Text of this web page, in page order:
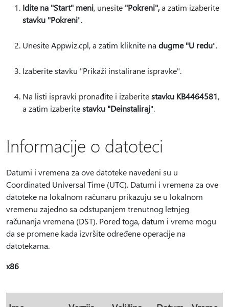
Idite na "Start" meni, unesite "Pokreni",a zatim izaberite
stavku "Pokreni".
Unesite Appwiz.cpl, a zatim kliknite na dugme "U redu".
Izaberite stavku "Prikaži instalirane ispravke".
Na listi ispravki pronađite i izaberitestavku KB4464581,
a zatim izaberitestavku "Deinstaliraj".
Informacije o datoteci
Datumi i vremena za ove datoteke navedeni su u
Coordinated Universal Time (UTC). Datumi i vremena za ove
datoteke na lokalnom računaru prikazuju se u lokalnom
vremenu zajedno sa odstupanjem trenutnog letnjeg
računanja vremena (DST). Pored toga, datum i vreme mogu
da se promene kada izvršite određene operacije na
datotekama.
x86